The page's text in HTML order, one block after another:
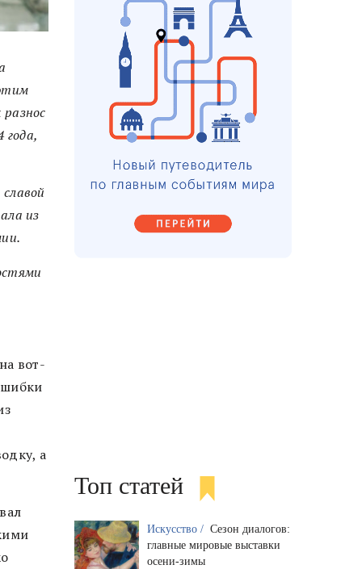
года,
из
вот-
а
Топ статей
Искусство / Сезон диалогов:
главные мировые выставки
осени-зимы